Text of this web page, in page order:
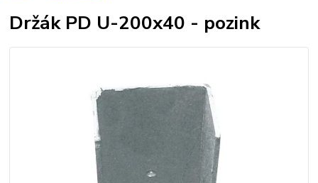
Držák PD U-200x40 - pozink